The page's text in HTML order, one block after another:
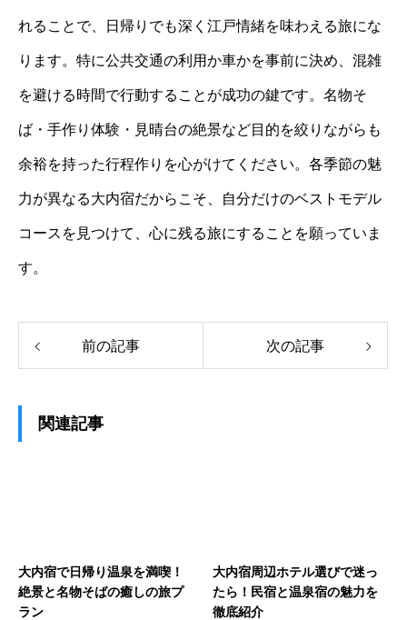
れることで、日帰りでも深く江戸情緒を味わえる旅にな
ります。特に公共交通の利用か車かを事前に決め、混雑
を避ける時間で行動することが成功の鍵です。名物そ
ば・手作り体験・見晴台の絶景など目的を絞りながらも
余裕を持った行程作りを心がけてください。各季節の魅
力が異なる大内宿だからこそ、自分だけのベストモデル
コースを見つけて、心に残る旅にすることを願っていま
す。
前の記事 次の記事
関連記事
大内宿で日帰り温泉を満喫！
絶景と名物そばの癒しの旅プ
ラン
大内宿周辺ホテル選びで迷っ
たら！民宿と温泉宿の魅力を
徹底紹介